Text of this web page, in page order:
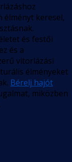
élményt keresel,
és festői
és a
vitorlázási
élményeket
Bérelj hajót
miközben